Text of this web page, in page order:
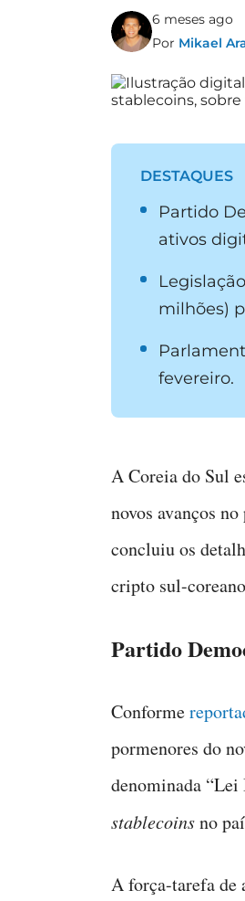
6 meses ago
Por Mikael
DESTAQUES
Partido
ativos
milhões)
fevereiro.
A Coreia do Sul
novos avanços
concluiu os
cripto sul-
Partido
Conforme
pormenores do
denominada
stablecoinsno
A força-tarefa de